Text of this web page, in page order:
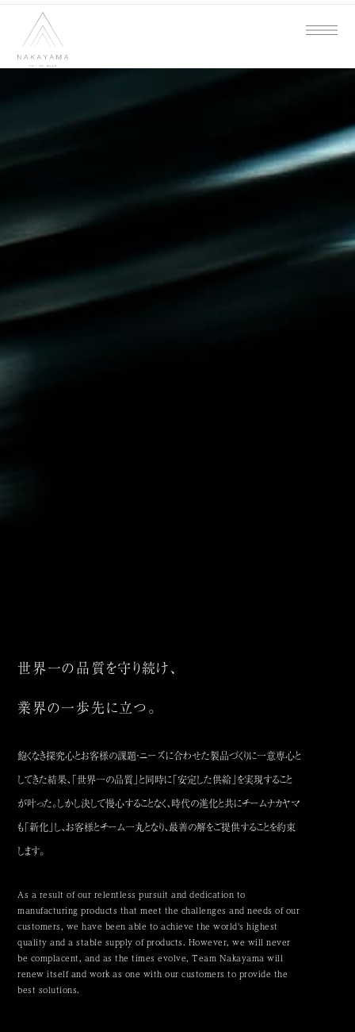
世界一の品質を守り続け、
業界の一歩先に立つ。
飽くなき探究心とお客様の課題・ニーズに合わせた製品づくりに一意専心と
してきた結果、「世界一の品質」と同時に「安定した供給」を実現すること
が叶った。しかし決して慢心することなく、時代の進化と共にチームナカヤマ
も「新化」し、お客様とチーム一丸となり、最善の解をご提供することを約束
します。
As a result of our relentless pursuit and dedication to
manufacturing products that meet the challenges and needs of our
customers, we have been able to achieve the world's highest
quality and a stable supply of products. However, we will never
be complacent, and as the times evolve,Team Nakayama will
renew itself and work as one with our customers to provide the
best solutions.